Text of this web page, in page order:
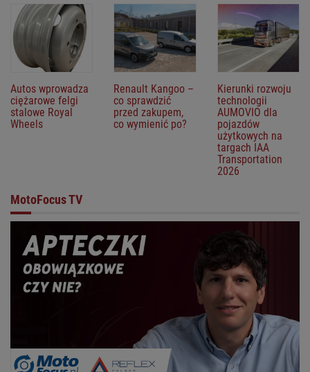
Autos wprowadza
ciężarowe felgi
stalowe Royal
Wheels
Renault Kangoo –
co sprawdzić
przed zakupem,
co wymienić po?
Kierunki rozwoju
technologii
AUMOVIO dla
pojazdów
użytkowych na
targach IAA
Transportation
2026
MotoFocus TV